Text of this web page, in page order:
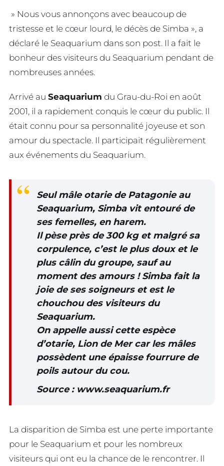
» Nous vous annonçons avec beaucoup de
tristesse et le cœur lourd, le décès de Simba », a
déclaré le Seaquarium dans son post. Il a fait le
bonheur des visiteurs du Seaquarium pendant de
nombreuses années.
Arrivé au Seaquarium du Grau-du-Roi en août
2001, il a rapidement conquis le cœur du public. Il
était connu pour sa personnalité joyeuse et son
amour du spectacle. Il participait régulièrement
aux événements du Seaquarium.
Seul mâle otarie de Patagonie au
Seaquarium, Simba vit entouré de
ses femelles, en harem.
Il pèse près de 300 kg et malgré sa
corpulence, c’est le plus doux et le
plus câlin du groupe, sauf au
moment des amours ! Simba fait la
joie de ses soigneurs et est le
chouchou des visiteurs du
Seaquarium.
On appelle aussi cette espèce
d’otarie, Lion de Mer car les mâles
possèdent une épaisse fourrure de
poils autour du cou.
Source : www.seaquarium.fr
La disparition de Simba est une perte importante
pour le Seaquarium et pour les nombreux
visiteurs qui ont eu la chance de le rencontrer. Il